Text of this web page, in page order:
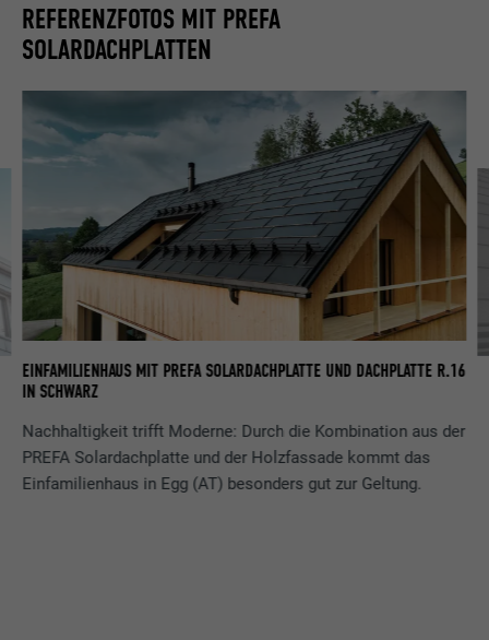
REFERENZFOTOS MIT PREFA
SOLARDACHPLATTEN
EINFAMILIENHAUS MIT PREFA SOLARDACHPLATTE UND DACHPLATTE R.16
IN SCHWARZ
Nachhaltigkeit trifft Moderne: Durch die Kombination aus der
PREFA Solardachplatte und der Holzfassade kommt das
Einfamilienhaus in Egg (AT) besonders gut zur Geltung.